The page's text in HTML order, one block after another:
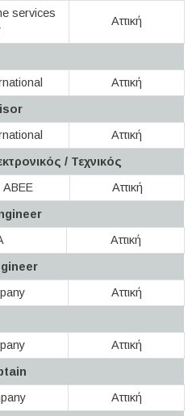
services
Αττική
Αττική
Αττική
/ Τεχνικός
Αττική
Αττική
Αττική
Αττική
Αττική